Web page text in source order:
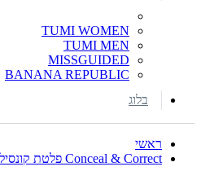
TUMI WOMEN
TUMI MEN
MISSGUIDED
BANANA REPUBLIC
בלוג
ראשי
Conceal & Correct פלטת קונסילרים